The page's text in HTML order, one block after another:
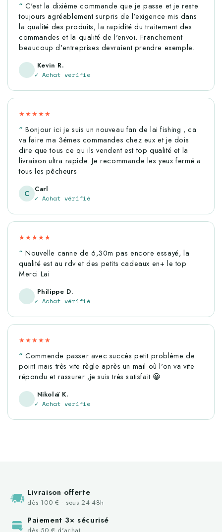
C'est la dixième commande que je passe et je reste
toujours agréablement surpris de l'exigence mis dans
la qualité des produits, la rapidité du traitement des
commandes et la qualité de l'envoi. Franchement
beaucoup d'entreprises devraient prendre exemple.
Kevin R.
✓ Achat vérifié
★★★★★
Bonjour ici je suis un nouveau fan de lai fishing , ca
va faire ma 3émes commandes chez eux et je dois
dire que tous ce qu ils vendent est top qualité et la
livraison ultra rapide. Je recommande les yeux fermé a
tous les pêcheurs
C Carl
✓ Achat vérifié
★★★★★
Nouvelle canne de 6,30m pas encore essayé, la
qualité est au rdv et des petits cadeaux en+ le top
Merci Lai
Philippe D.
✓ Achat vérifié
★★★★★
Commende passer avec succès petit problème de
point mais très vite règle après un mail où l'on va vite
répondu et rassurer ,je suis très satisfait 😀
Nikolaï K.
✓ Achat vérifié
Livraison offerte
dès 100 € · sous 24-48h
Paiement 3× sécurisé